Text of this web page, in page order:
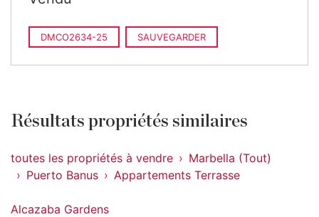
DMCO2634-25 SAUVEGARDER
Résultats propriétés similaires
toutes les propriétés à vendre
Marbella (Tout)
Puerto Banus
Appartements Terrasse
Alcazaba Gardens